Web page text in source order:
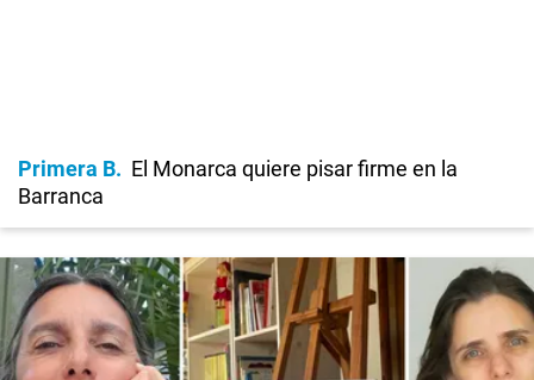
Primera B
El Monarca quiere pisar firme en la
Barranca